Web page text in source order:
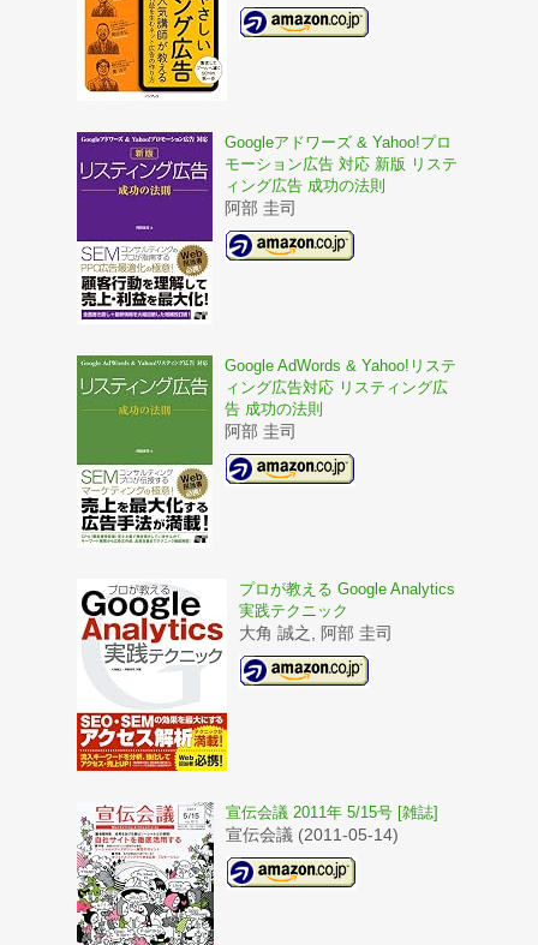
Googleアドワーズ & Yahoo!プロ
モーション広告 対応 新版 リステ
ィング広告 成功の法則
阿部 圭司
Google AdWords & Yahoo!リステ
ィング広告対応 リスティング広
告 成功の法則
阿部 圭司
プロが教える Google Analytics
実践テクニック
大角 誠之, 阿部 圭司
宣伝会議 2011年 5/15号 [雑誌]
宣伝会議 (2011-05-14)